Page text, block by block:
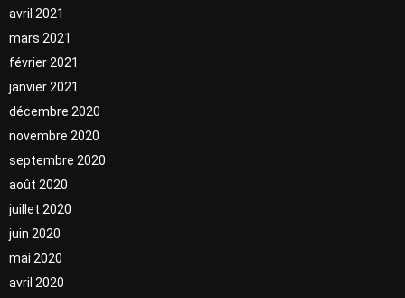
avril 2021
mars 2021
février 2021
janvier 2021
décembre 2020
novembre 2020
septembre 2020
août 2020
juillet 2020
juin 2020
mai 2020
avril 2020